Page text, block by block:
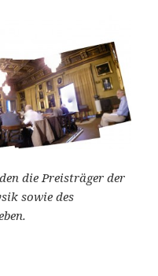
die Preisträger der
sowie des